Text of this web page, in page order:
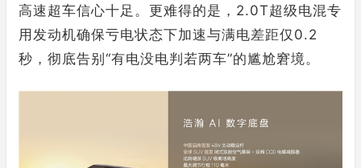
高速超车信心十足。更难得的是，2.0T超级电混专
用发动机确保亏电状态下加速与满电差距仅0.2
秒，彻底告别“有电没电判若两车”的尴尬窘境。